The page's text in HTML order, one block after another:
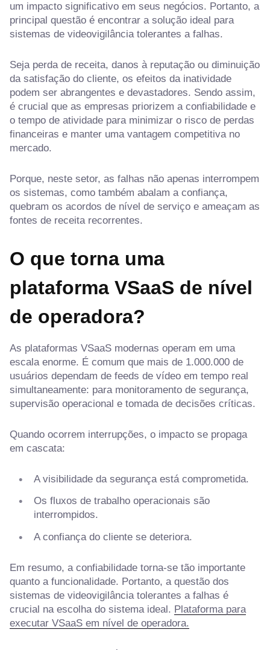
um impacto significativo em seus negócios. Portanto, a
principal questão é encontrar a solução ideal para
sistemas de videovigilância tolerantes a falhas.
Seja perda de receita, danos à reputação ou diminuição
da satisfação do cliente, os efeitos da inatividade
podem ser abrangentes e devastadores. Sendo assim,
é crucial que as empresas priorizem a confiabilidade e
o tempo de atividade para minimizar o risco de perdas
financeiras e manter uma vantagem competitiva no
mercado.
Porque, neste setor, as falhas não apenas interrompem
os sistemas, como também abalam a confiança,
quebram os acordos de nível de serviço e ameaçam as
fontes de receita recorrentes.
O que torna uma
plataforma VSaaS de nível
de operadora?
As plataformas VSaaS modernas operam em uma
escala enorme. É comum que mais de 1.000.000 de
usuários dependam de feeds de vídeo em tempo real
simultaneamente: para monitoramento de segurança,
supervisão operacional e tomada de decisões críticas.
Quando ocorrem interrupções, o impacto se propaga
em cascata:
A visibilidade da segurança está comprometida.
Os fluxos de trabalho operacionais são
interrompidos.
A confiança do cliente se deteriora.
Em resumo, a confiabilidade torna-se tão importante
quanto a funcionalidade. Portanto, a questão dos
sistemas de videovigilância tolerantes a falhas é
crucial na escolha do sistema ideal. Plataforma para
executar VSaaS em nível de operadora.